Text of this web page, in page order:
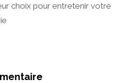
choix pour entretenir votre